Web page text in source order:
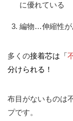
に優れている
編物…伸縮性が
多くの接着芯は「
分けられる！
布目がないものは
プです。